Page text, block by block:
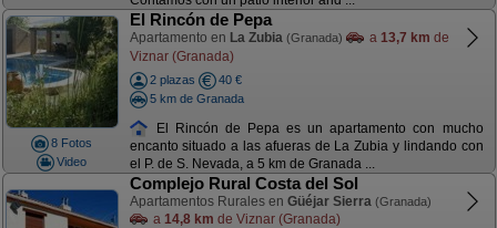
8 Fotos
Video
El Rincón de Pepa
Apartamento en La Zubia (Granada) a 13,7 km de
Viznar (Granada)
2 plazas
40 €
5 km de Granada
El Rincón de Pepa es un apartamento con mucho
encanto situado a las afueras de La Zubia y lindando con
el P. de S. Nevada, a 5 km de Granada ...
Complejo Rural Costa del Sol
Apartamentos Rurales en Güéjar Sierra (Granada)
a 14,8 km de Viznar (Granada)